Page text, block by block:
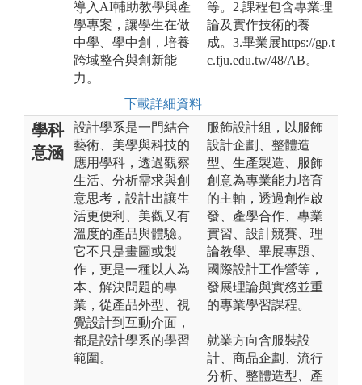
導入AI輔助教學與產
學專案，讓學生在做
中學、學中創，培養
跨域整合與創新能
力。
下載詳細資料
等。2.課程包含專業理
論及實作技術的養
成。3.畢業展https://gp.t
c.fju.edu.tw/48/AB。
學科
意涵
設計學系是一門結合
藝術、美學與科技的
應用學科，透過觀察
生活、分析需求與創
意思考，設計出讓生
活更便利、美觀又有
溫度的產品與體驗。
它不只是畫圖或製
作，更是一種以人為
本、解決問題的專
業，從產品外型、視
覺設計到互動介面，
都是設計學系的學習
範圍。
服飾設計組，以服飾
設計企劃、整體造
型、生產製造、服飾
創意為專業能力培育
的主軸，透過創作啟
發、產學合作、專業
實習、設計競賽、理
論教學、畢展專題、
國際設計工作營等，
發展理論與實務並重
的專業學習課程。
就業方向含服裝設
計、商品企劃、流行
分析、整體造型、產